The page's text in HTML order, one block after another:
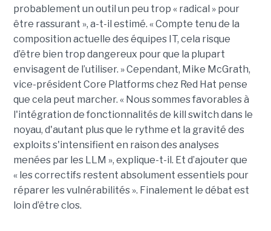
probablement un outil un peu trop « radical » pour
être rassurant », a-t-il estimé. « Compte tenu de la
composition actuelle des équipes IT, cela risque
d’être bien trop dangereux pour que la plupart
envisagent de l’utiliser. » Cependant, Mike McGrath,
vice-président Core Platforms chez Red Hat pense
que cela peut marcher. « Nous sommes favorables à
l'intégration de fonctionnalités de kill switch dans le
noyau, d'autant plus que le rythme et la gravité des
exploits s'intensifient en raison des analyses
menées par les LLM », explique-t-il. Et d’ajouter que
« les correctifs restent absolument essentiels pour
réparer les vulnérabilités ». Finalement le débat est
loin d’être clos.